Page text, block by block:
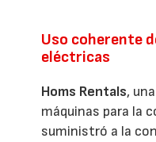
Uso coherente
eléctricas
Homs Rentals,
máquinas para la
suministró a la